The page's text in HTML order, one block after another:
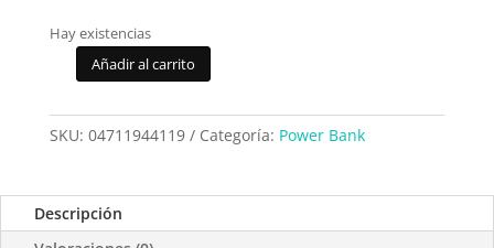
Hay existencias
Powerbank
Smart
mAh
cantidad
Añadir al carrito
SKU: 04711944119 Categoría: Power Bank
Descripción